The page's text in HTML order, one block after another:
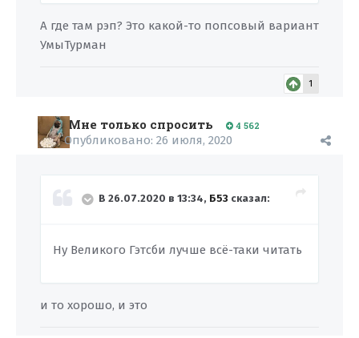
А где там рэп? Это какой-то попсовый вариант
УмыТурман
1
Мне только спросить 4 562
Опубликовано: 26 июля, 2020
В 26.07.2020 в 13:34, Б53 сказал:
Ну Великого Гэтсби лучше всё-таки читать
и то хорошо, и это